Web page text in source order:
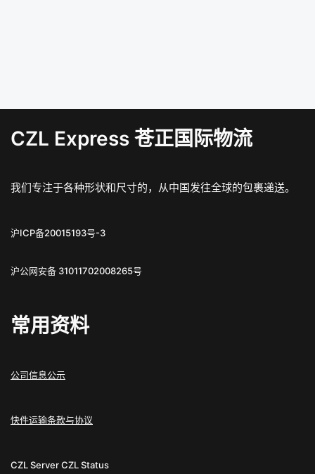
CZL Express 苍正国际物流
我们专注于各种形状和尺寸的，从中国发往全球的包裹递送。
沪ICP备20015193号-3
沪公网安备 31011702008265号
常用资料
公司信息公示
快件运输条款与协议
CZL ServerCZL Status